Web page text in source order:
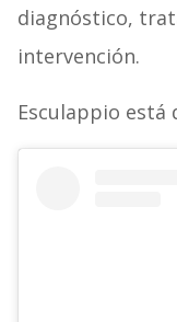
diagnóstico,
intervención.
Esculappio está